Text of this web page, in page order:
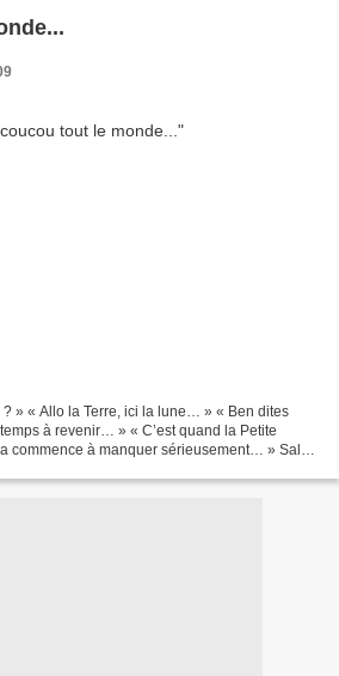
» « Allo la Terre, ici la lune… » « Ben dites
à revenir… » « C’est quand la Petite
à manquer sérieusement… » Salut,